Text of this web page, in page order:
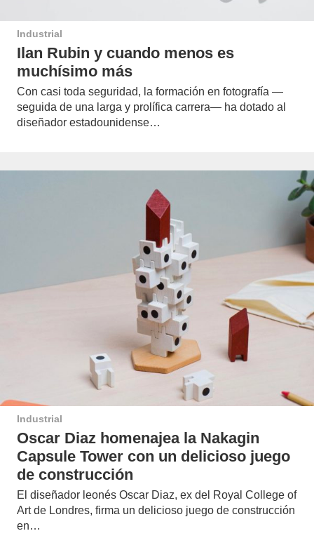
Industrial
Ilan Rubin y cuando menos es
muchísimo más
Con casi toda seguridad, la formación en fotografía —
seguida de una larga y prolífica carrera— ha dotado al
diseñador estadounidense…
Industrial
Oscar Diaz homenajea la Nakagin
Capsule Tower con un delicioso juego
de construcción
El diseñador leonés Oscar Diaz, ex del Royal College of
Art de Londres, firma un delicioso juego de construcción
en…